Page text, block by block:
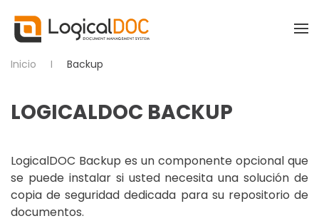
Skip to main content
Inicio Backup
LOGICALDOC BACKUP
LogicalDOC Backup es un componente opcional que
se puede instalar si usted necesita una solución de
copia de seguridad dedicada para su repositorio de
documentos.